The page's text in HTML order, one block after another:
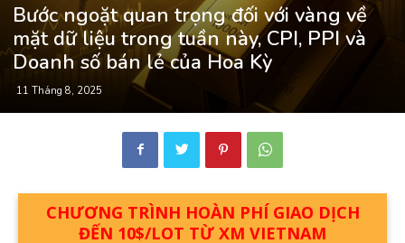
Bước ngoặt quan trọng đối với vàng về
mặt dữ liệu trong tuần này, CPI, PPI và
Doanh số bán lẻ của Hoa Kỳ
11 Tháng 8, 2025
CHƯƠNG TRÌNH HOÀN PHÍ GIAO DỊCH
ĐẾN 10$/LOT TỪ XM VIETNAM